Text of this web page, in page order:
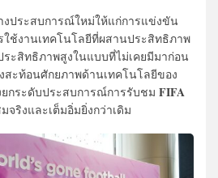
งประสบการณ์ใหม่ให้แก่การแข่งขัน
ช้งานเทคโนโลยีที่ผสานประสิทธิภาพ
ะสิทธิภาพสูงในแบบที่ไม่เคยมีมาก่อน
สะท้อนศักยภาพด้านเทคโนโลยีของ
ยกระดับประสบการณ์การรับชม FIFA
จริงและเต็มอิ่มยิ่งกว่าเดิม